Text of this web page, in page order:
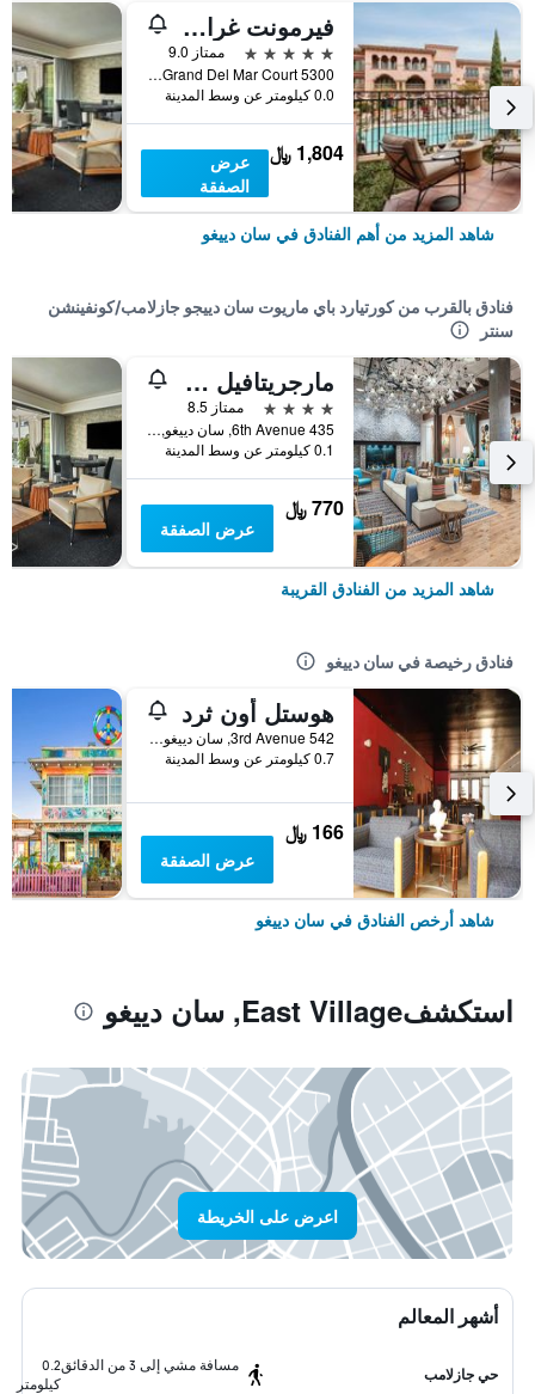
فيرمونت غراند ديل مار
5 نجوم
ممتاز 9.0
5300 Grand Del Mar Court, سان دييغو, CA, الولايات المتحدة الأميريكية
0.0 كيلومتر عن وسط المدينة
1,804 ﷼
عرض
الصفقة
شاهد المزيد من أهم الفنادق في سان دييغو
فنادق بالقرب من كورتيارد باي ماريوت سان دييجو جازلامب/كونفينشن
سنتر
مارجريتافيل هوتل سان دييجو جاسلامب كوارتر
4 نجوم
ممتاز 8.5
435 6th Avenue, سان دييغو, CA, الولايات المتحدة الأميريكية
0.1 كيلومتر عن وسط المدينة
770 ﷼
عرض الصفقة
شاهد المزيد من الفنادق القريبة
فنادق رخيصة في سان دييغو
هوستل أون ثرد
542 3rd Avenue, سان دييغو, CA, الولايات المتحدة الأميريكية
0.7 كيلومتر عن وسط المدينة
166 ﷼
عرض الصفقة
شاهد أرخص الفنادق في سان دييغو
استكشفEast Village, سان دييغو
اعرض على الخريطة
أشهر المعالم
حي جازلامب
مسافة مشي إلى 3 من الدقائق
0.2
كيلومتر